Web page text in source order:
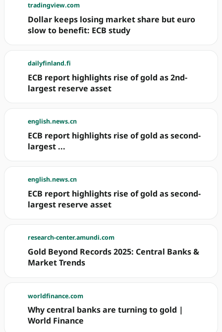
tradingview.com
Dollar keeps losing market share but euro
slow to benefit: ECB study
dailyfinland.fi
ECB report highlights rise of gold as 2nd-
largest reserve asset
english.news.cn
ECB report highlights rise of gold as second-
largest ...
english.news.cn
ECB report highlights rise of gold as second-
largest reserve asset
research-center.amundi.com
Gold Beyond Records 2025: Central Banks &
Market Trends
worldfinance.com
Why central banks are turning to gold |
World Finance